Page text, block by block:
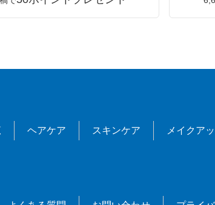
ヘアケア スキンケア メイクア